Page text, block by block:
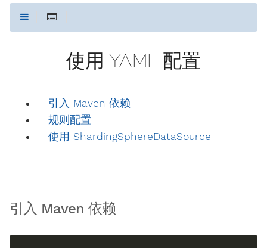
使用 YAML 配置
引入 Maven 依赖
规则配置
使用 ShardingSphereDataSource
引入 Maven 依赖